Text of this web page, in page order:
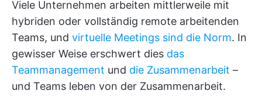
Viele Unternehmen arbeiten mittlerweile mit
hybriden oder vollständig remote arbeitenden
Teams, und virtuelle Meetings sind die Norm. In
gewisser Weise erschwert dies das
Teammanagement und die Zusammenarbeit –
und Teams leben von der Zusammenarbeit.